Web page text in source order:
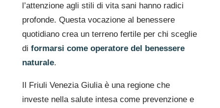
l’attenzione agli stili di vita sani hanno radici
profonde. Questa vocazione al benessere
quotidiano crea un terreno fertile per chi sceglie
di formarsi come operatore del benessere
naturale.
Il Friuli Venezia Giulia è una regione che
investe nella salute intesa come prevenzione e